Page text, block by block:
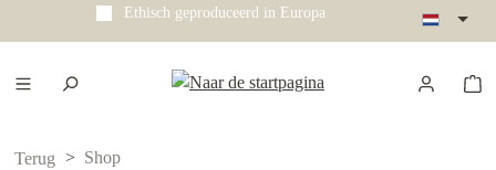
hoofdinhoud
Ethisch geproduceerd in Europa
Terug Shop